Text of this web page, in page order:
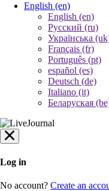
English (en)
English (en)
Русский (ru)
Українська
Français (fr)
Português (pt)
español (es)
Deutsch (de)
Italiano (it)
Беларуская
Log in
No account? Create an